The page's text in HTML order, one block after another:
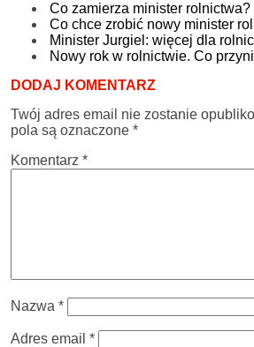
Co zamierza minister rolnictwa?
Co chce zrobić nowy minister
Minister Jurgiel: więcej dla
Nowy rok w rolnictwie. Co
DODAJ KOMENTARZ
Twój adres email nie zostanie
pola są oznaczone *
Komentarz *
Nazwa *
Adres email *